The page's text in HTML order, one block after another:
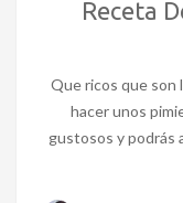
Receta
Que ricos que son
hacer unos
gustosos y podrás